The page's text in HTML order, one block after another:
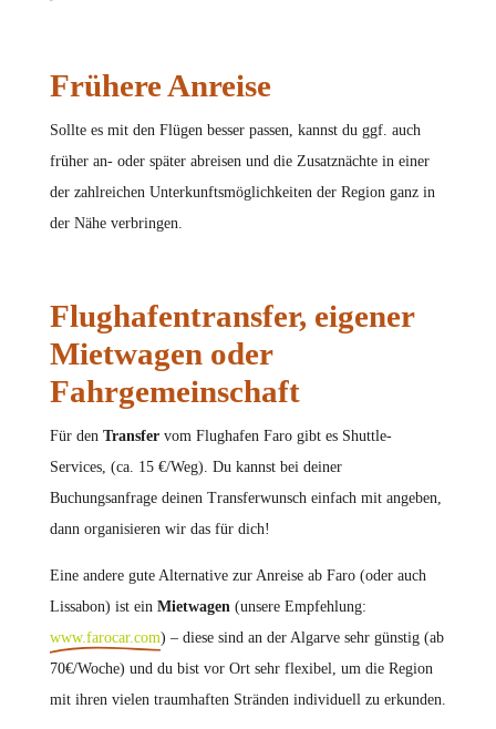
Frühere Anreise
Sollte es mit den Flügen besser passen, kannst du ggf. auch
früher an- oder später abreisen und die Zusatznächte in einer
der zahlreichen Unterkunftsmöglichkeiten der Region ganz in
der Nähe verbringen.
Flughafentransfer, eigener
Mietwagen oder
Fahrgemeinschaft
Für den Transfervom Flughafen Faro gibt es Shuttle-
Services, (ca. 15 €/Weg). Du kannst bei deiner
Buchungsanfrage deinen Transferwunsch einfach mit angeben,
dann organisieren wir das für dich!
Eine andere gute Alternative zur Anreise ab Faro (oder auch
Lissabon) ist ein Mietwagen(unsere Empfehlung:
www.farocar.com) – diese sind an der Algarve sehr günstig (ab
70€/Woche) und du bist vor Ort sehr flexibel, um die Region
mit ihren vielen traumhaften Stränden individuell zu erkunden.